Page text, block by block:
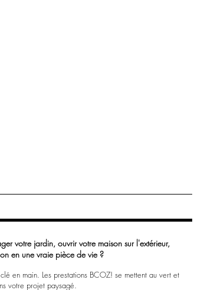
votre jardin, ouvrir votre maison sur l'extérieur,
en une vraie pièce de vie ?
en main. Les prestations BCOZ! se mettent au vert et
votre projet paysagé.